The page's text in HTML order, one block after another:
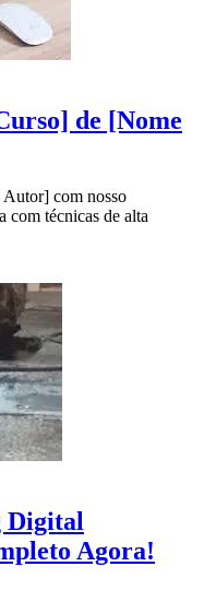
de [Nome
com nosso
com técnicas de alta
Digital
Agora!